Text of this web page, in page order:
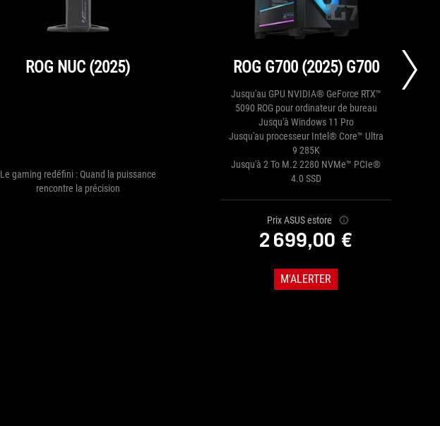
ROG NUC (2025)
Le gaming redéfini : Quand la puissance
rencontre la précision
ROG G700 (2025) G700
Jusqu'au GPU NVIDIA® GeForce RTX™
5090 ROG pour ordinateur de bureau
Jusqu'à Windows 11 Pro
Jusqu'au processeur Intel® Core™ Ultra
9 285K
Jusqu'à 2 To M.2 2280 NVMe™ PCIe®
4.0 SSD
Prix ASUS estore
2 699,00 €
M'ALERTER